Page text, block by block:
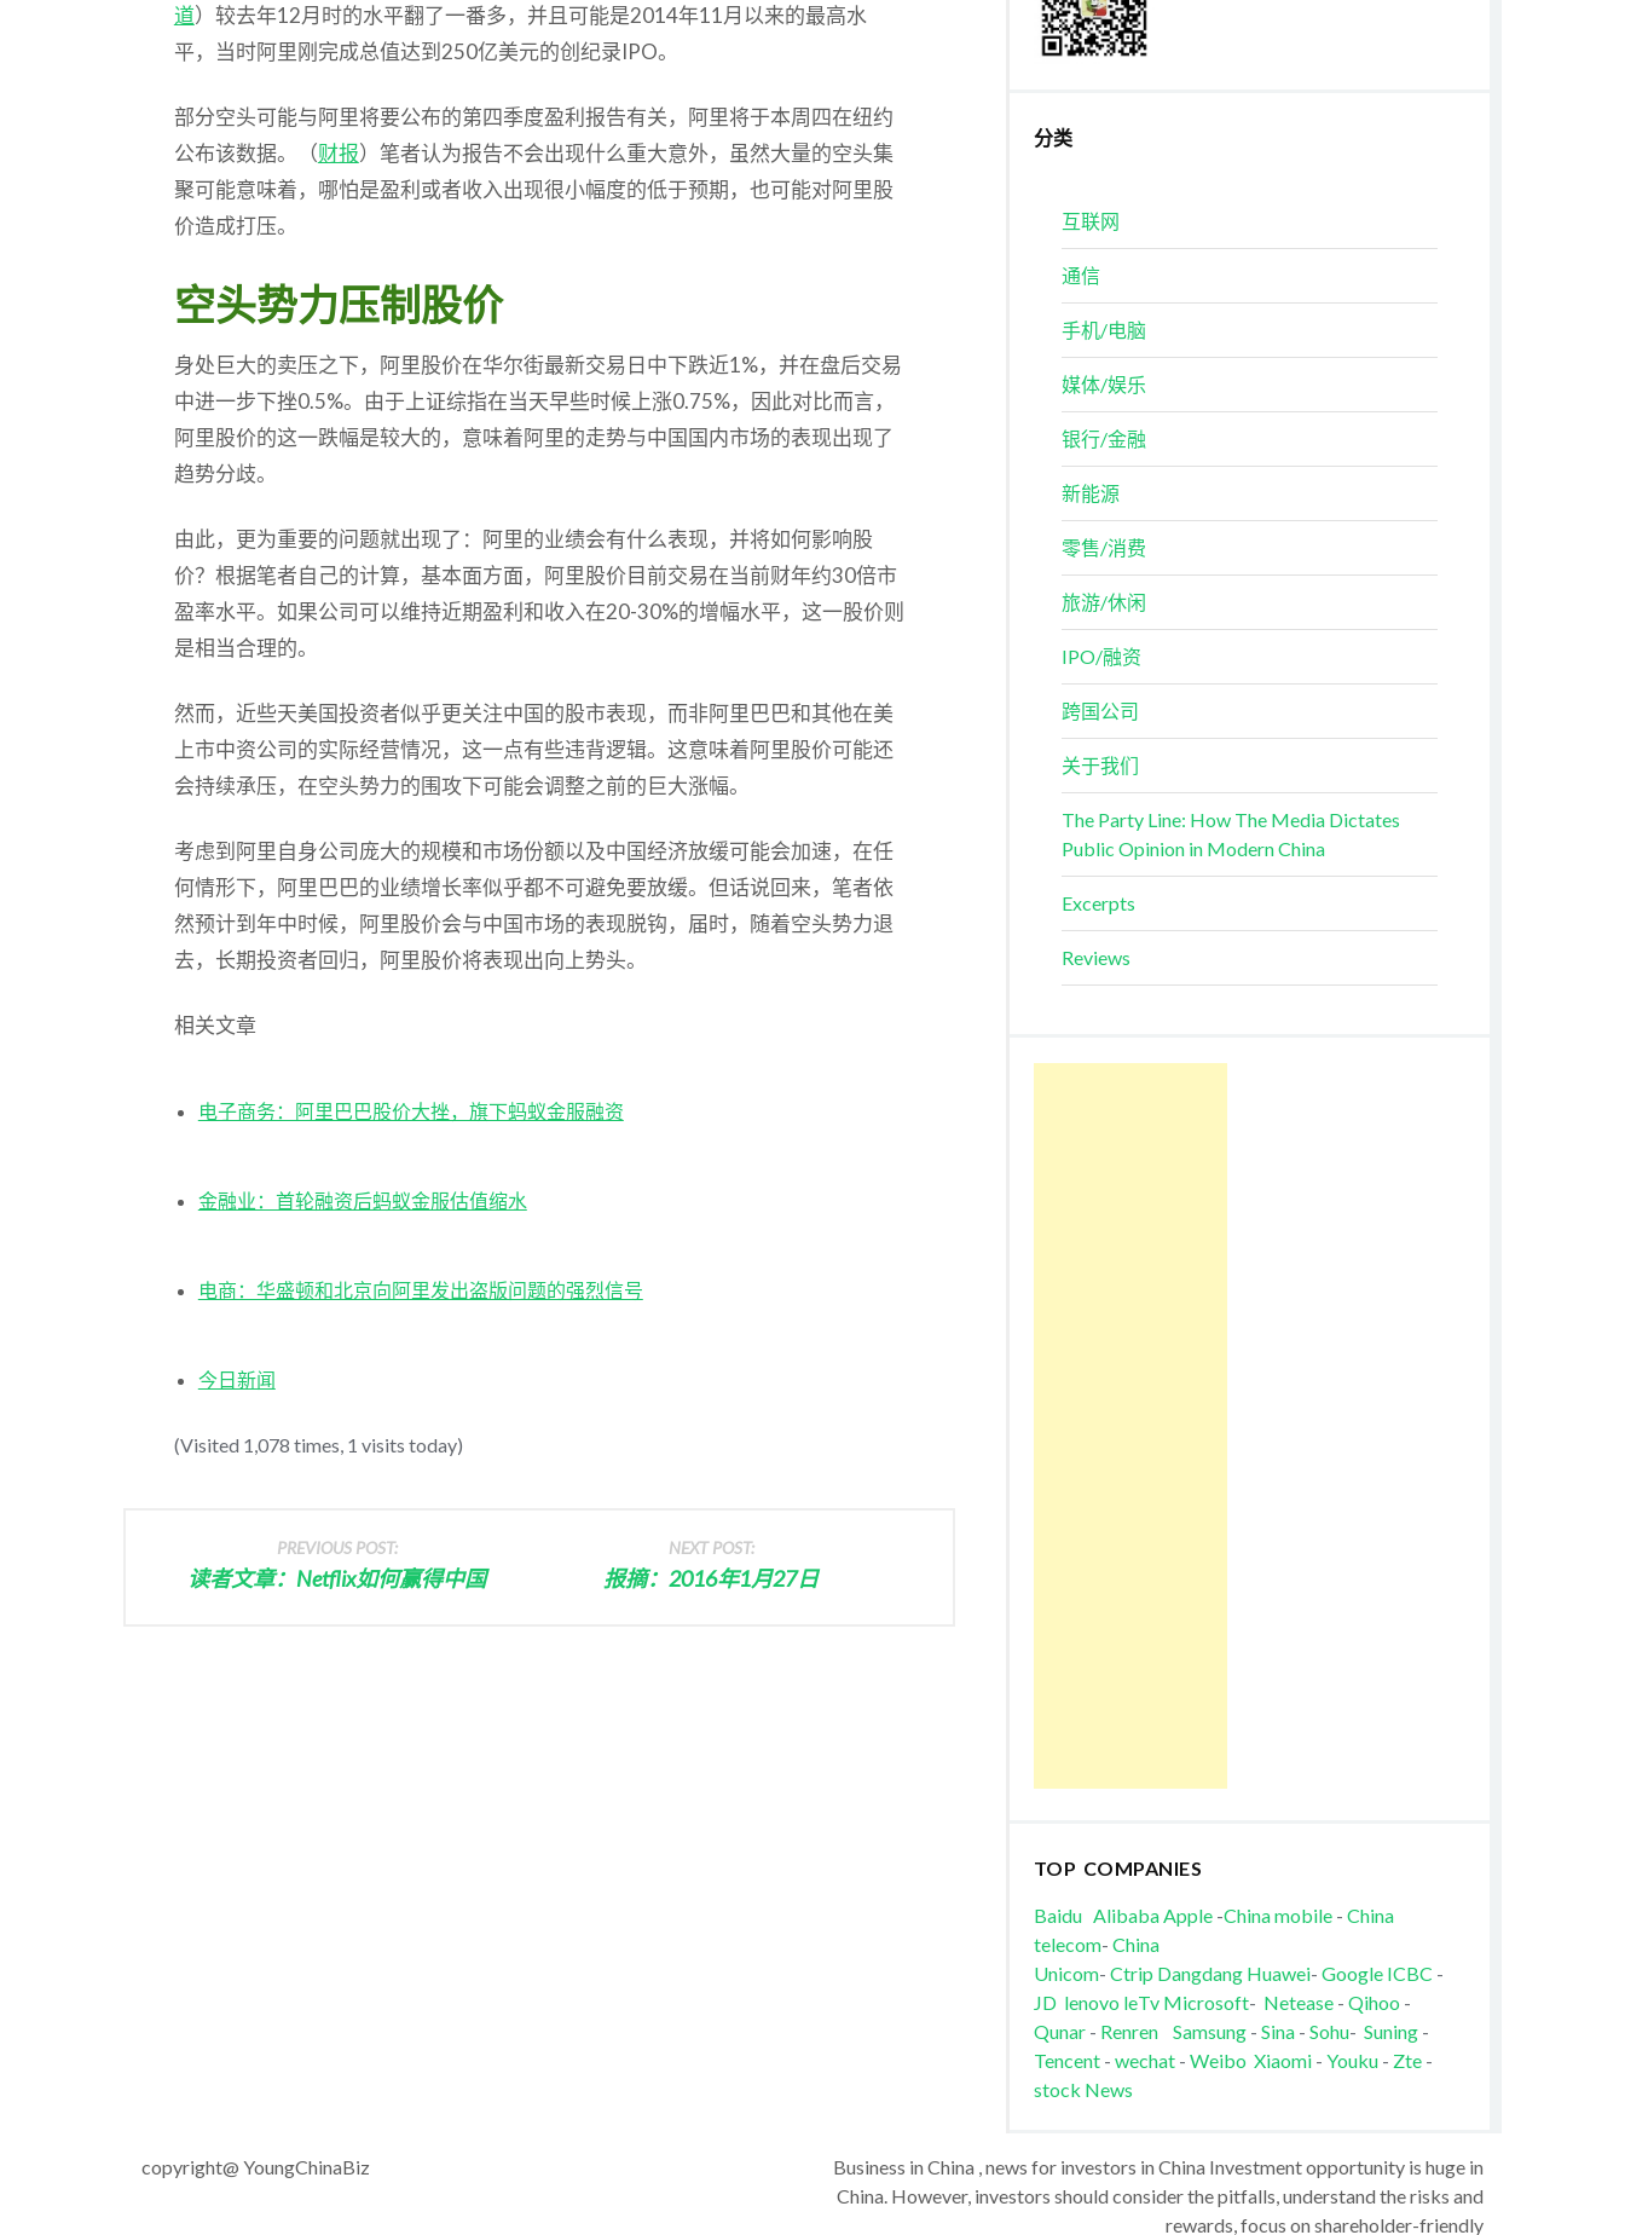
道）较去年12月时的水平翻了一番多，并且可能是2014年11月以来的最高水
平，当时阿里刚完成总值达到250亿美元的创纪录IPO。
部分空头可能与阿里将要公布的第四季度盈利报告有关，阿里将于本周四在纽约
公布该数据。（财报）笔者认为报告不会出现什么重大意外，虽然大量的空头集
聚可能意味着，哪怕是盈利或者收入出现很小幅度的低于预期，也可能对阿里股
价造成打压。
空头势力压制股价
身处巨大的卖压之下，阿里股价在华尔街最新交易日中下跌近1%，并在盘后交易
中进一步下挫0.5%。由于上证综指在当天早些时候上涨0.75%，因此对比而言，
阿里股价的这一跌幅是较大的，意味着阿里的走势与中国国内市场的表现出现了
趋势分歧。
由此，更为重要的问题就出现了：阿里的业绩会有什么表现，并将如何影响股
价？根据笔者自己的计算，基本面方面，阿里股价目前交易在当前财年约30倍市
盈率水平。如果公司可以维持近期盈利和收入在20-30%的增幅水平，这一股价则
是相当合理的。
然而，近些天美国投资者似乎更关注中国的股市表现，而非阿里巴巴和其他在美
上市中资公司的实际经营情况，这一点有些违背逻辑。这意味着阿里股价可能还
会持续承压，在空头势力的围攻下可能会调整之前的巨大涨幅。
考虑到阿里自身公司庞大的规模和市场份额以及中国经济放缓可能会加速，在任
何情形下，阿里巴巴的业绩增长率似乎都不可避免要放缓。但话说回来，笔者依
然预计到年中时候，阿里股价会与中国市场的表现脱钩，届时，随着空头势力退
去，长期投资者回归，阿里股价将表现出向上势头。
相关文章
电子商务：阿里巴巴股价大挫，旗下蚂蚁金服融资
金融业：首轮融资后蚂蚁金服估值缩水
电商：华盛顿和北京向阿里发出盗版问题的强烈信号
今日新闻
(Visited 1,078 times, 1 visits today)
PREVIOUS POST:
读者文章：Netflix如何赢得中国
NEXT POST:
报摘：2016年1月27日
分类
互联网
通信
手机/电脑
媒体/娱乐
银行/金融
新能源
零售/消费
旅游/休闲
IPO/融资
跨国公司
关于我们
The Party Line: How The Media Dictates
Public Opinion in Modern China
Excerpts
Reviews
TOP COMPANIES
Baidu AlibabaApple-China mobile- China
telecom- China
Unicom- Ctrip Dangdang Huawei- Google ICBC -
JD lenovo leTv Microsoft- Netease- Qihoo -
Qunar- Renren Samsung- Sina- Sohu- Suning-
Tencent- wechat - Weibo Xiaomi- Youku - Zte-
stock News
copyright@ YoungChinaBiz
Business in China , news for investors in China Investment opportunity is huge in
China. However, investors should consider the pitfalls, understand the risks and
rewards, focus on shareholder-friendly